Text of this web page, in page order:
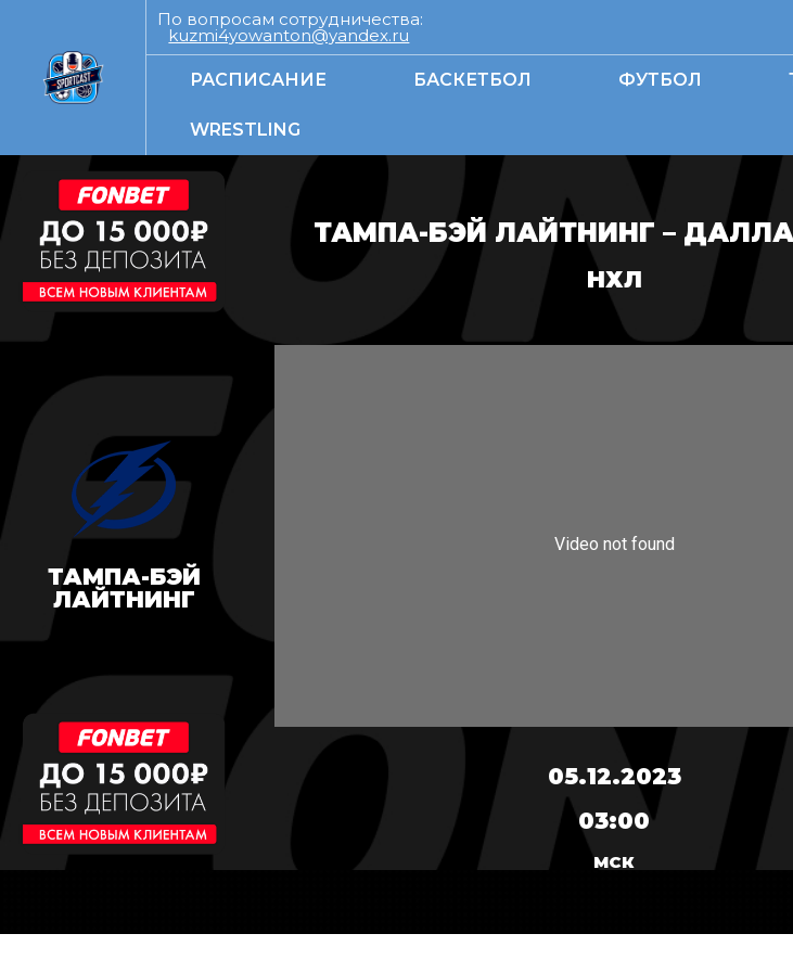
По вопросам сотрудничества:
kuzmi4yowanton@yandex.ru
РАСПИСАНИЕ БАСКЕТБОЛ ФУТБОЛ
WRESTLING
ТАМПА-БЭЙ
ЛАЙТНИНГ
ТАМПА-БЭЙ ЛАЙТНИНГ –
НХЛ
05.12.2023
03:00
МСК